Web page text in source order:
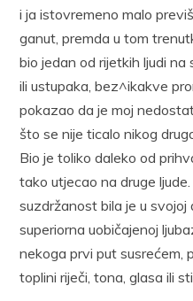
i ja istovremeno malo
ganut, premda u tom
bio jedan od rijetkih ljudi
ili ustupaka, bez^ikakve
pokazao da je moj
što se nije ticalo nikog
Bio je toliko daleko od
tako utjecao na druge
suzdržanost bila je u svojoj
superiorna uobičajenoj
nekoga prvi put susrećem,
toplini riječi, tona, glasa ili